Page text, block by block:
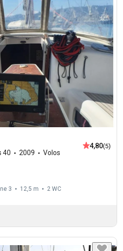
40 2009 Volos
4,80(5)
3 12,5 m 2 WC